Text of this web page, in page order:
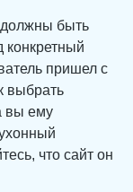
должны быть
конкретный
пришел с
выбрать
вы ему
что сайт он